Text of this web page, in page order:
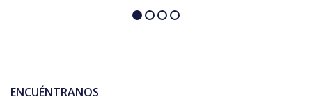
ENCUÉNTRANOS